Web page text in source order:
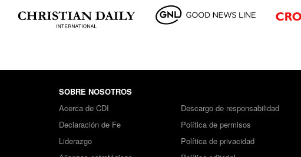
SOBRE NOSOTROS
Acerca de CDI
Declaración de Fe
Liderazgo
Descargo de responsabilidad
Política de permisos
Política de privacidad